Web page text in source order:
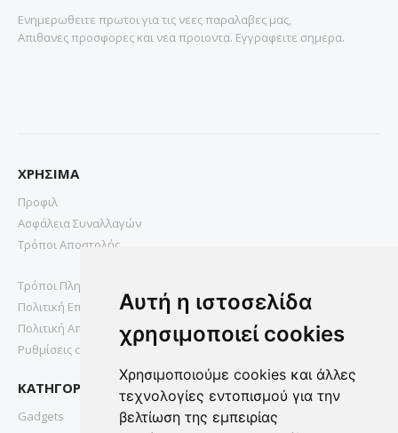
Αυτή η ιστοσελίδα
χρησιμοποιεί cookies
Χρησιμοποιούμε cookies και άλλες
τεχνολογίες εντοπισμού για την
βελτίωση της εμπειρίας
Ενημερωθειτε πρωτοι για τις νεες παραλαβες μας,
Απιθανες προσφορες και νεα προιοντα. Εγγραφειτε σημερα.
ΧΡΗΣΙΜΑ
Προφιλ
Ασφάλεια Συναλλαγών
Τρόποι Αποστολής
Τρόποι Πληρωμής
Πολιτική Επιστροφών
Πολιτική Απορρήτου
Ρυθμίσεις cookies
ΚΑΤΗΓΟΡΙΕΣ
Gadgets